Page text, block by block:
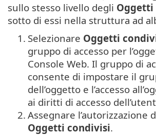
sullo stesso livello degli Oggetti
sotto di essi nella struttura ad
1. Selezionare Oggetti
gruppo di accesso per
Console Web. Il gruppo di
consente di impostare il
dell’oggetto e l’accesso
ai diritti di accesso
2. Assegnare l’autorizzazione
Oggetti condivisi.